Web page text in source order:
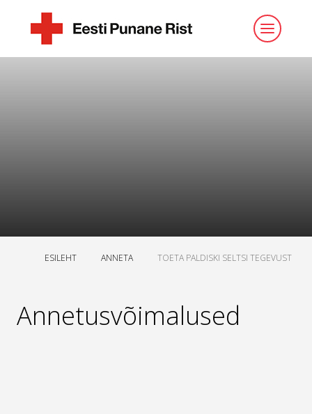
ESILEHT ANNETA TOETA PALDISKI SELTSI TEGEVUST
Annetusvõimalused